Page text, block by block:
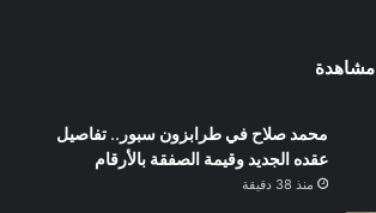
مشاهدة
محمد صلاح في طرابزون سبور.. تفاصيل
عقده الجديد وقيمة الصفقة بالأرقام
منذ 38 دقيقة